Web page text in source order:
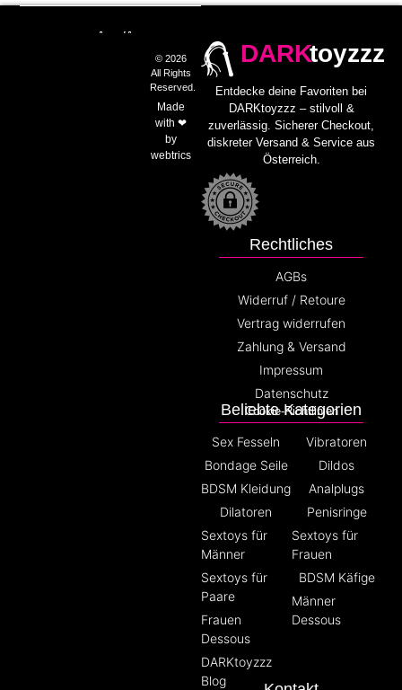
DARKtoyzzz
Entdecke deine Favoriten bei
DARKtoyzzz – stilvoll &
zuverlässig. Sicherer Checkout,
diskreter Versand & Service aus
Österreich.
Beliebte Kategorien
Sex Fesseln
Bondage Seile
BDSM Kleidung
Dilatoren
Sextoys für
Männer
Sextoys für
Paare
Frauen
Dessous
DARKtoyzzz
Blog
Vibratoren
Dildos
Analplugs
Penisringe
Sextoys für
Frauen
BDSM Käfige
Männer
Dessous
Rechtliches
AGBs
Widerruf / Retoure
Vertrag widerrufen
Zahlung & Versand
Impressum
Datenschutz
Cookie-Richtlinien
© 2026
All Rights
Reserved.
Made
with ❤
by
webtrics